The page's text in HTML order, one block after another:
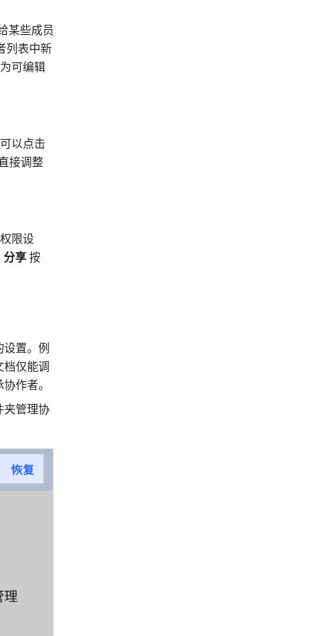
某些成员
列表中新
可编辑
以点击
接调整
限设
分享 按
设置。例
档仅能调
作者。
夹管理协